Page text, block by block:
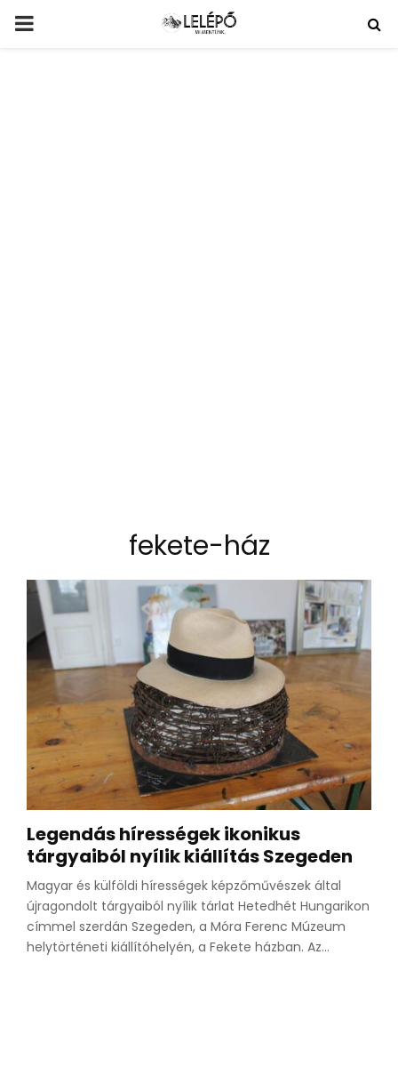
PRIMARY
fekete-ház
Legendás hírességek ikonikus
tárgyaiból nyílik kiállítás Szegeden
Magyar és külföldi hírességek képzőművészek által
újragondolt tárgyaiból nyílik tárlat Hetedhét Hungarikon
címmel szerdán Szegeden, a Móra Ferenc Múzeum
helytörténeti kiállítóhelyén, a Fekete házban. Az...